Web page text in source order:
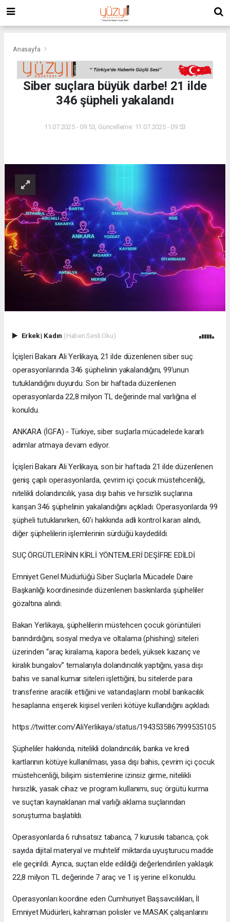
Anasayfa
Siber suçlara büyük darbe! 21 ilde
346 şüpheli yakalandı
11.07.2025 - 09:53, Güncelleme: 11.07.2025 - 09:53
Erkek| Kadın (Haberi Sesli Oku)
İçişleri Bakanı Ali Yerlikaya, 21 ilde düzenlenen siber suç
operasyonlarında 346 şüphelinin yakalandığını, 99’unun
tutuklandığını duyurdu. Son bir haftada düzenlenen
operasyonlarda 22,8 milyon TL değerinde mal varlığına el
konuldu.
ANKARA (İGFA) - Türkiye, siber suçlarla mücadelede kararlı
adımlar atmaya devam ediyor.
İçişleri Bakanı Ali Yerlikaya, son bir haftada 21 ilde düzenlenen
geniş çaplı operasyonlarda, çevrim içi çocuk müstehcenliği,
nitelikli dolandırıcılık, yasa dışı bahis ve hırsızlık suçlarına
karışan 346 şüphelinin yakalandığını açıkladı. Operasyonlarda 99
şüpheli tutuklanırken, 60’ı hakkında adli kontrol kararı alındı,
diğer şüphelilerin işlemlerinin sürdüğü kaydedildi.
SUÇ ÖRGÜTLERİNİN KİRLİ YÖNTEMLERİ DEŞİFRE EDİLDİ
Emniyet Genel Müdürlüğü Siber Suçlarla Mücadele Daire
Başkanlığı koordinesinde düzenlenen baskınlarda şüpheliler
gözaltına alındı.
Bakan Yerlikaya, şüphelilerin müstehcen çocuk görüntüleri
barındırdığını, sosyal medya ve oltalama (phishing) siteleri
üzerinden “araç kiralama, kapora bedeli, yüksek kazanç ve
kiralık bungalov” temalarıyla dolandırıcılık yaptığını, yasa dışı
bahis ve sanal kumar siteleri işlettiğini, bu sitelerde para
transferine aracılık ettiğini ve vatandaşların mobil bankacılık
hesaplarına erişerek kişisel verileri kötüye kullandığını açıkladı.
https://twitter.com/AliYerlikaya/status/1943535867999535105
Şüpheliler hakkında, nitelikli dolandırıcılık, banka ve kredi
kartlarının kötüye kullanılması, yasa dışı bahis, çevrim içi çocuk
müstehcenliği, bilişim sistemlerine izinsiz girme, nitelikli
hırsızlık, yasak cihaz ve program kullanımı, suç örgütü kurma
ve suçtan kaynaklanan mal varlığı aklama suçlarından
soruşturma başlatıldı.
Operasyonlarda 6 ruhsatsız tabanca, 7 kurusıkı tabanca, çok
sayıda dijital materyal ve muhtelif miktarda uyuşturucu madde
ele geçirildi. Ayrıca, suçtan elde edildiği değerlendirilen yaklaşık
22,8 milyon TL değerinde 7 araç ve 1 iş yerine el konuldu.
Operasyonları koordine eden Cumhuriyet Başsavcılıkları, İl
Emniyet Müdürleri, kahraman polisler ve MASAK çalışanlarını